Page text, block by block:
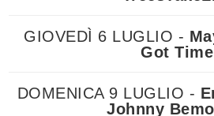
GIOVEDÌ 6 LUGLIO -
Got Time
DOMENICA 9 LUGLIO -
Johnny